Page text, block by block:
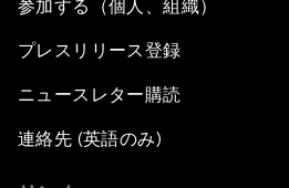
参加する（個人、組織）
プレスリリース登録
ニュースレター購読
連絡先 (英語のみ)